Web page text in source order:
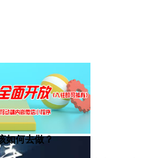
如何去做？